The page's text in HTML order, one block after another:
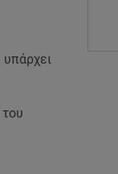
υπάρχει